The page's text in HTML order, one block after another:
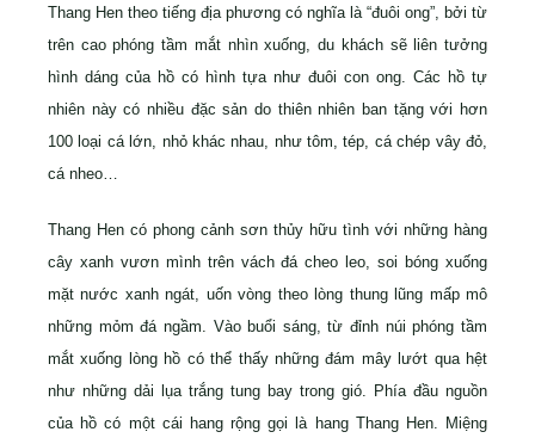
Thang Hen theo tiếng địa phương có nghĩa là “đuôi ong”, bởi từ
trên cao phóng tầm mắt nhìn xuống, du khách sẽ liên tưởng
hình dáng của hồ có hình tựa như đuôi con ong. Các hồ tự
nhiên này có nhiều đặc sản do thiên nhiên ban tặng với hơn
100 loại cá lớn, nhỏ khác nhau, như tôm, tép, cá chép vây đỏ,
cá nheo…
Thang Hen có phong cảnh sơn thủy hữu tình với những hàng
cây xanh vươn mình trên vách đá cheo leo, soi bóng xuống
mặt nước xanh ngát, uốn vòng theo lòng thung lũng mấp mô
những mỏm đá ngầm. Vào buổi sáng, từ đỉnh núi phóng tầm
mắt xuống lòng hồ có thể thấy những đám mây lướt qua hệt
như những dải lụa trắng tung bay trong gió. Phía đầu nguồn
của hồ có một cái hang rộng gọi là hang Thang Hen. Miệng